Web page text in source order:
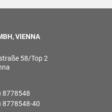
VIENNA
58/Top 2
8778548
8778548-40